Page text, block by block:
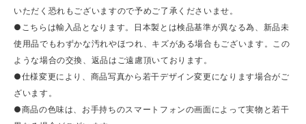
いただく恐れもございますので予めご了承くださいませ。
●こちらは輸入品となります。日本製とは検品基準が異なる為、新品未
使用品でもわずかな汚れやほつれ、キズがある場合もございます。この
ような場合の交換、返品はご遠慮頂いております。
●仕様変更により、商品写真から若干デザイン変更になります場合がご
ざいます。
●商品の色味は、お手持ちのスマートフォンの画面によって実物と若干